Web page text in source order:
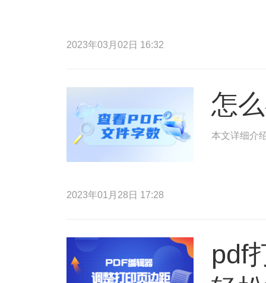
2023年03月02日 16:32
怎
本文详细介
2023年01月28日 17:28
pdf